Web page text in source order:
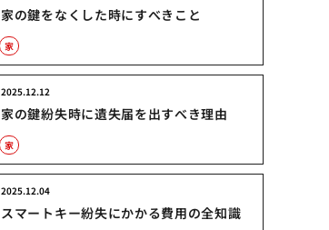
家の鍵をなくした時にすべきこと
家
家の鍵紛失時に遺失届を出すべき理由
2025.12.12
家
スマートキー紛失にかかる費用の全知識
2025.12.04